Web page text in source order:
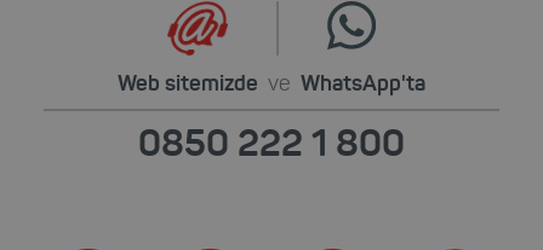
Web sitemizde ve WhatsApp'ta
0850 222 1 800